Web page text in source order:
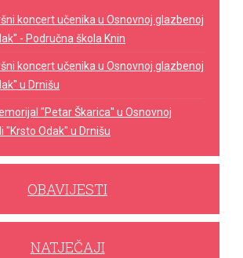
koncert učenika u Osnovnoj glazbenoj
- Područna škola Knin
koncert učenika u Osnovnoj glazbenoj
u Drnišu
"Petar Škarica" u Osnovnoj
"Krsto Odak" u Drnišu
OBAVIJESTI
NATJEČAJI